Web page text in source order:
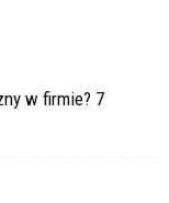
w firmie? 7